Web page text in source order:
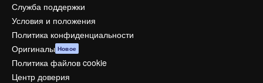
Служба поддержки
Условия и положения
Политика конфиденциальности
Оригиналы Новое
Политика файлов cookie
Центр доверия